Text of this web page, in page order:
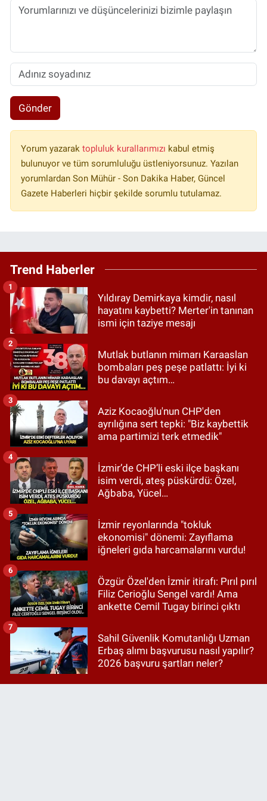
Gönder
Yorum yazarak topluluk kurallarımızı kabul etmiş
bulunuyor ve tüm sorumluluğu üstleniyorsunuz. Yazılan
yorumlardan Son Mühür - Son Dakika Haber, Güncel
Gazete Haberleri hiçbir şekilde sorumlu tutulamaz.
Trend Haberler
Yıldıray Demirkaya kimdir, nasıl
hayatını kaybetti? Merter'in tanınan
ismi için taziye mesajı
1
Mutlak butlanın mimarı Karaaslan
bombaları peş peşe patlattı: İyi ki
bu davayı açtım…
2
Aziz Kocaoğlu'nun CHP'den
ayrılığına sert tepki: "Biz kaybettik
ama partimizi terk etmedik"
3
İzmir’de CHP’li eski ilçe başkanı
isim verdi, ateş püskürdü: Özel,
Ağbaba, Yücel…
4
İzmir reyonlarında "tokluk
ekonomisi" dönemi: Zayıflama
iğneleri gıda harcamalarını vurdu!
5
Özgür Özel'den İzmir itirafı: Pırıl pırıl
Filiz Cerioğlu Sengel vardı! Ama
ankette Cemil Tugay birinci çıktı
6
Sahil Güvenlik Komutanlığı Uzman
Erbaş alımı başvurusu nasıl yapılır?
2026 başvuru şartları neler?
7